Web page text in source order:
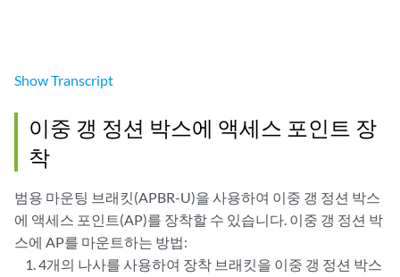
ShowTranscript
이중 갱 정션 박스에 액세스 포인트 장
착
범용 마운팅 브래킷(APBR-U)을 사용하여 이중 갱 정션 박스
에 액세스 포인트(AP)를 장착할 수 있습니다. 이중 갱 정션 박
스에 AP를 마운트하는 방법:
4개의 나사를 사용하여 장착 브래킷을 이중 갱 정션 박스